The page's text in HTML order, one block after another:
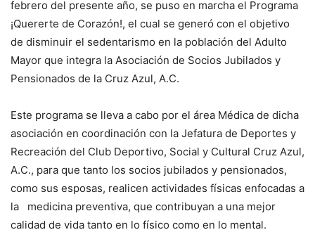
febrero del presente año, se puso en marcha el Programa
¡Quererte de Corazón!, el cual se generó con el objetivo
de disminuir el sedentarismo en la población del Adulto
Mayor que integra la Asociación de Socios Jubilados y
Pensionados de la Cruz Azul, A.C.
Este programa se lleva a cabo por el área Médica de dicha
asociación en coordinación con la Jefatura de Deportes y
Recreación del Club Deportivo, Social y Cultural Cruz Azul,
A.C., para que tanto los socios jubilados y pensionados,
como sus esposas, realicen actividades físicas enfocadas a
la medicina preventiva, que contribuyan a una mejor
calidad de vida tanto en lo físico como en lo mental.